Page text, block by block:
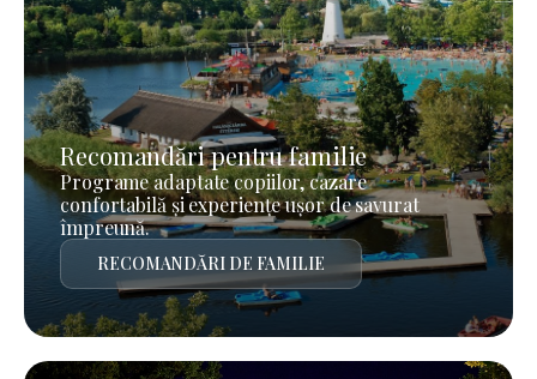
Recomandări pentru familie
Programe adaptate copiilor, cazare
confortabilă și experiențe ușor de savurat
împreună.
RECOMANDĂRI DE FAMILIE